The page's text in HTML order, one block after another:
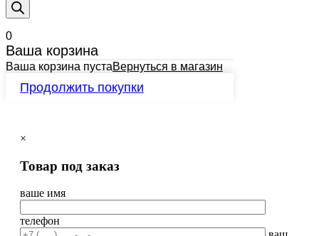
товаров
0
Ваша корзина
Ваша корзина пустаВернуться в магазин
Продолжить покупки
×
Товар под заказ
ваше имя
телефон